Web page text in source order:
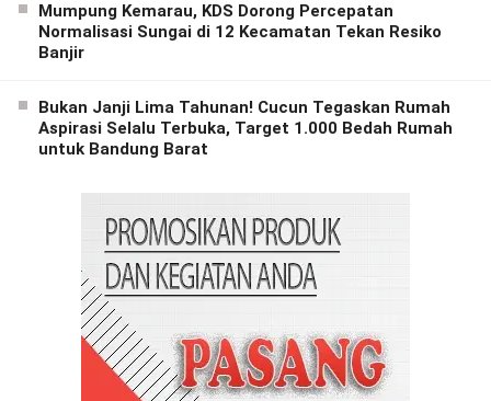
Mumpung Kemarau, KDS Dorong Percepatan
Normalisasi Sungai di 12 Kecamatan Tekan Resiko
Banjir
Bukan Janji Lima Tahunan! Cucun Tegaskan Rumah
Aspirasi Selalu Terbuka, Target 1.000 Bedah Rumah
untuk Bandung Barat